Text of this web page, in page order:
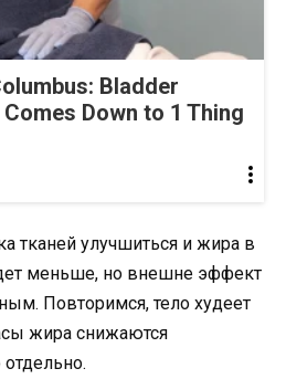
Bladder
Down to 1 Thing
тканей улучшиться и жира в
меньше, но внешне эффект
Повторимся, тело худеет
жира снижаются